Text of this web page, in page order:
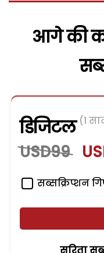
आगे की
डिजिटल (1
USD99
सब्सक्रिप्शन
सरिता